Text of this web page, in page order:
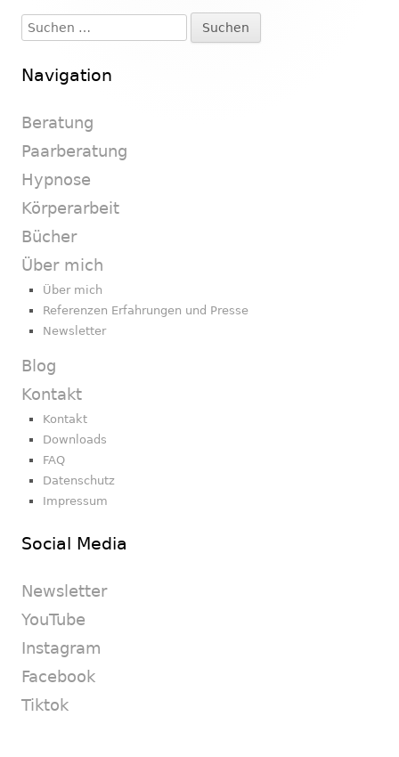
Seitenleiste
Suchen
nach:
Navigation
Beratung
Paarberatung
Hypnose
Körperarbeit
Bücher
Über mich
Über mich
Referenzen Erfahrungen und Presse
Newsletter
Blog
Kontakt
Kontakt
Downloads
FAQ
Datenschutz
Impressum
Social Media
Newsletter
YouTube
Instagram
Facebook
Tiktok